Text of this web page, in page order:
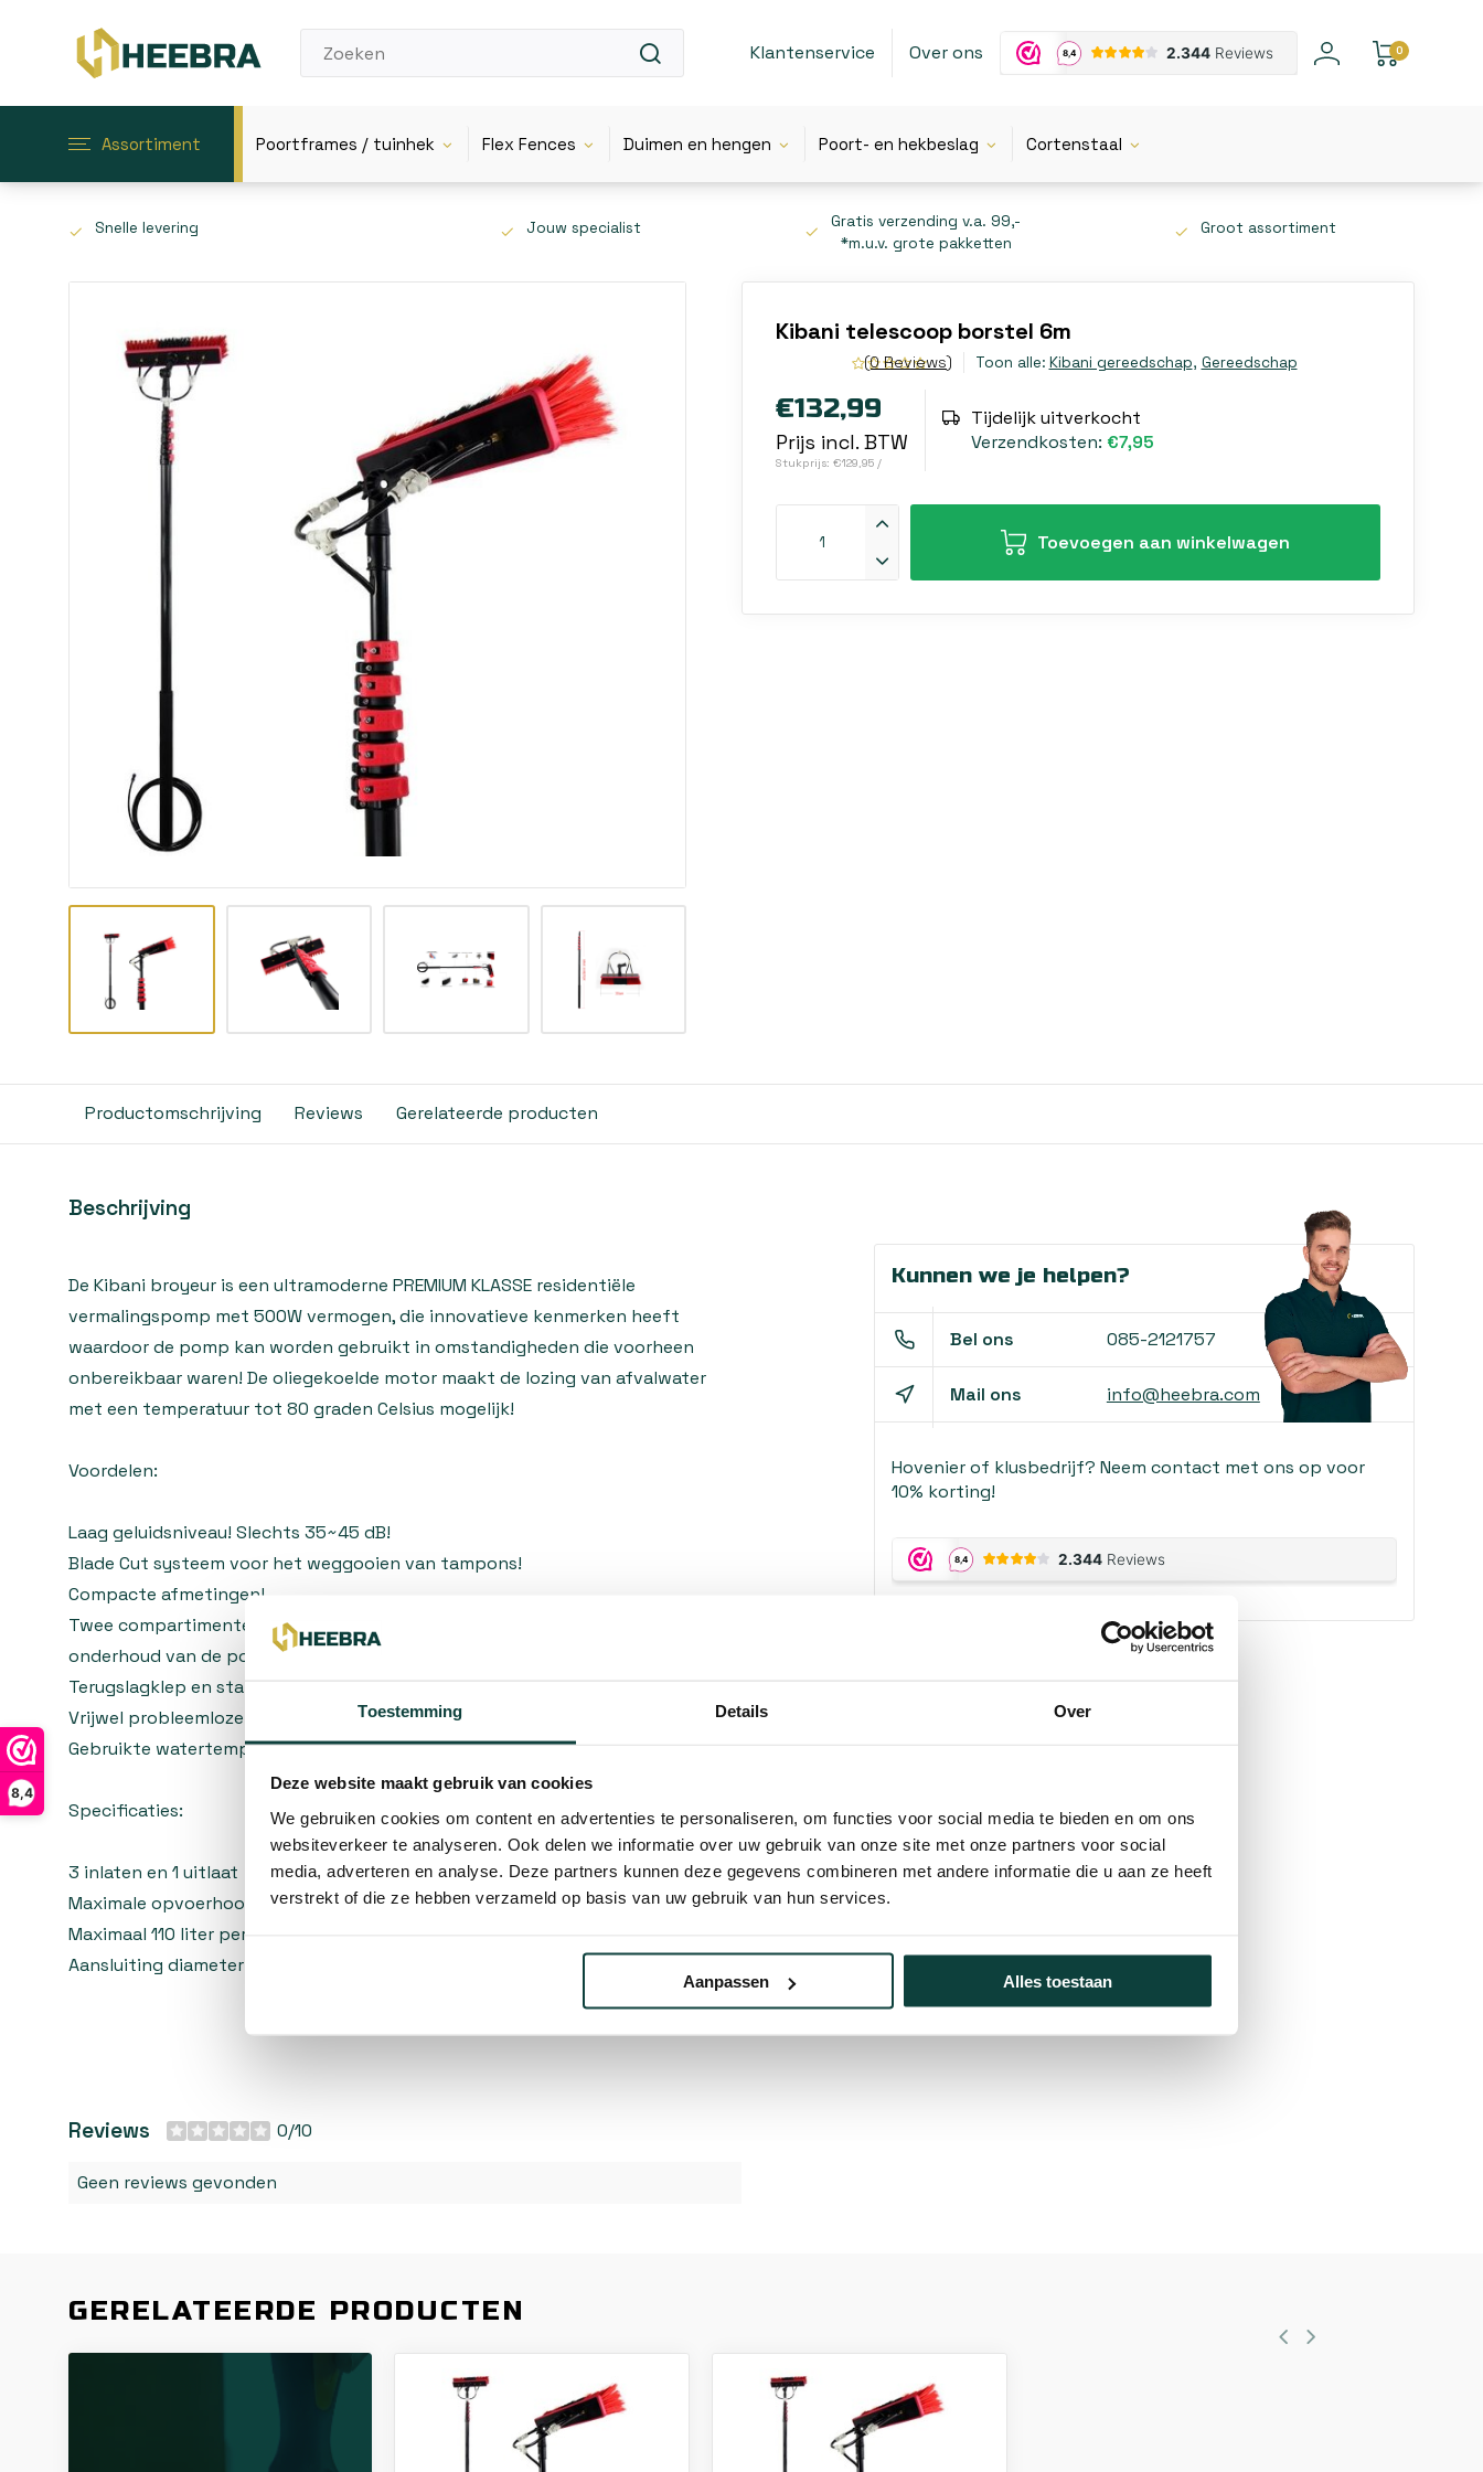
Toestemming Details Over
Deze website maakt gebruik van cookies
We gebruiken cookies om content en advertenties te personaliseren, om functies voor social media te bieden en om ons
websiteverkeer te analyseren. Ook delen we informatie over uw gebruik van onze site met onze partners voor social
media, adverteren en analyse. Deze partners kunnen deze gegevens combineren met andere informatie die u aan ze heeft
verstrekt of die ze hebben verzameld op basis van uw gebruik van hun services.
Aanpassen Alles toestaan
8,4
Klantenservice Over ons 0
Assortiment Poortframes / tuinhek Flex Fences Duimen en hengen Poort- en hekbeslag Cortenstaal
Snelle levering Jouw specialist
Gratis verzending v.a. 99,-
*m.u.v. grote pakketten
Groot assortiment
Kibani telescoop borstel 6m
(0 Reviews) Toon alle: Kibani gereedschap, Gereedschap
€132,99
Prijs incl. BTW
Stukprijs: €129,95 /
Tijdelijk uitverkocht
Verzendkosten: €7,95
Toevoegen aan winkelwagen
Productomschrijving Reviews Gerelateerde producten
Beschrijving
De Kibani broyeur is een ultramoderne PREMIUM KLASSE residentiële
vermalingspomp met 500W vermogen, die innovatieve kenmerken heeft
waardoor de pomp kan worden gebruikt in omstandigheden die voorheen
onbereikbaar waren! De oliegekoelde motor maakt de lozing van afvalwater
met een temperatuur tot 80 graden Celsius mogelijk!
Voordelen:
Laag geluidsniveau! Slechts 35~45 dB!
Blade Cut systeem voor het weggooien van tampons!
Compacte afmetingen!
Twee compartimenten voor gemakkelijke toegang in geval van verstopping en
onderhoud van de pomp
Terugslagklep en stalen slangklemmen inbegrepen
Vrijwel probleemloze pomp!
Gebruikte watertemperatuur tot 80 °C
Specificaties:
3 inlaten en 1 uitlaat
Maximale opvoerhoogte 8 meter
Maximaal 110 liter per minuut
Aansluiting diameter: 23mm, 28mm, 32mm
Reviews 0/10
Geen reviews gevonden
Kunnen we je helpen?
Bel ons 085-2121757
Mail ons info@heebra.com
Hovenier of klusbedrijf? Neem contact met ons op voor
10% korting!
GERELATEERDE PRODUCTEN